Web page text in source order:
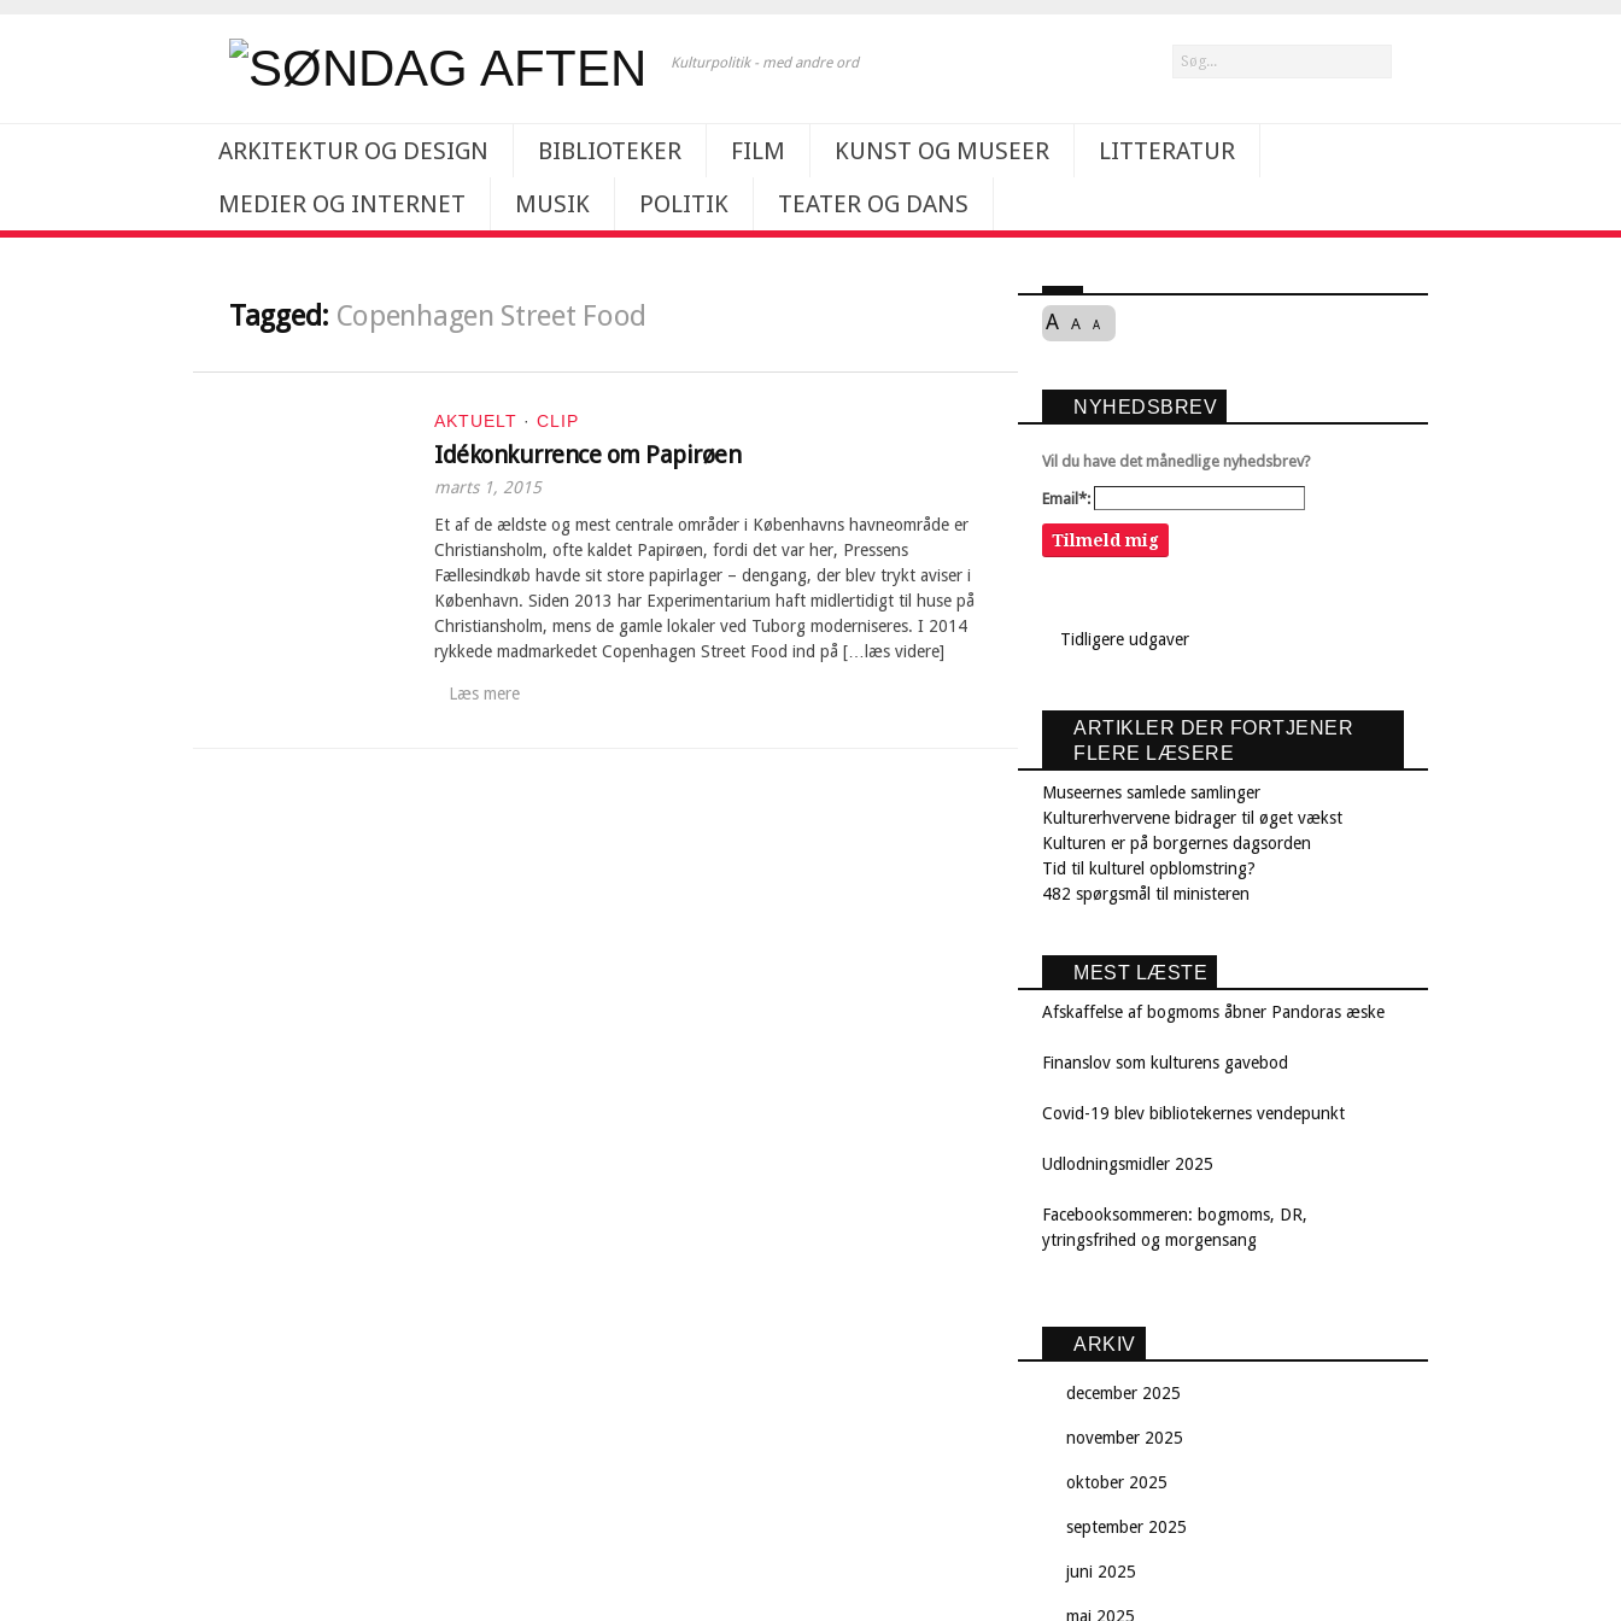
Kulturpolitik - med andre ord
ARKITEKTUR OG DESIGN BIBLIOTEKER FILM KUNST OG MUSEER
LITTERATUR
MEDIER OG INTERNET
MUSIK POLITIK TEATER OG DANS
Tagged: Copenhagen Street Food
AKTUELT · CLIP
Idékonkurrence om Papirøen
marts 1, 2015
Et af de ældste og mest centrale områder i Københavns havneområde er
Christiansholm, ofte kaldet Papirøen, fordi det var her, Pressens
Fællesindkøb havde sit store papirlager – dengang, der blev trykt aviser i
København. Siden 2013 har Experimentarium haft midlertidigt til huse på
Christiansholm, mens de gamle lokaler ved Tuborg moderniseres. I 2014
rykkede madmarkedet Copenhagen Street Food ind på […læs videre]
Læs mere
A A A
NYHEDSBREV
Vil du have det månedlige nyhedsbrev?
Email*:
Tilmeld mig
Tidligere udgaver
ARTIKLER DER FORTJENER
FLERE LÆSERE
Museernes samlede samlinger
Kulturerhvervene bidrager til øget vækst
Kulturen er på borgernes dagsorden
Tid til kulturel opblomstring?
482 spørgsmål til ministeren
MEST LÆSTE
Afskaffelse af bogmoms åbner Pandoras æske
Finanslov som kulturens gavebod
Covid-19 blev bibliotekernes vendepunkt
Udlodningsmidler 2025
Facebooksommeren: bogmoms, DR,
ytringsfrihed og morgensang
ARKIV
december 2025
november 2025
oktober 2025
september 2025
juni 2025
maj 2025